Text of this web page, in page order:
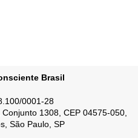
Brasil
0001-28
1308, CEP 04575-050,
São Paulo, SP